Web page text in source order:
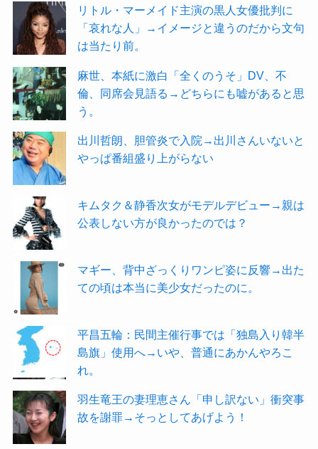
リトル・マーメイド主演の黒人女優批判に
「哀れな人」→イメージと違うのだから文句
は当たり前。
麻世、本紙に激白「全くのうそ」DV、不
倫、同席会見語る→どちらにも嘘があると思
う。
出川哲朗、胆管炎で入院→出川さんいないと
やっぱ番組盛り上がらない
キムタク＆静香次女がモデルデビュー→親は
公表しない方が良かったのでは？
マギー、背中ざっくりワンピ姿に反響→出た
ての頃は本当に美少女だったのに。
平昌五輪：民間主催行事では「独島入り韓半
島旗」使用へ→いや、普通にあかんやろこ
れ。
羽生竜王の妻理恵さん「申し訳ない」衝突事
故を謝罪→そっとしてあげよう！